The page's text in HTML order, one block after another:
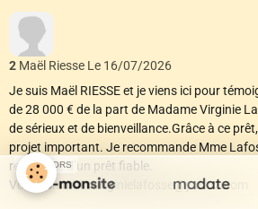
2 Maël Riesse Le 16/07/2026
Je suis Maël RIESSE et je viens ici pour
de 28 000 € de la part de Madame Virginie
de sérieux et de bienveillance.Grâce à ce
projet important. Je recommande Mme
recherche d’un prêt fiable.
Voici son mail : virginielafosse@yahoo.com
SPONSORS